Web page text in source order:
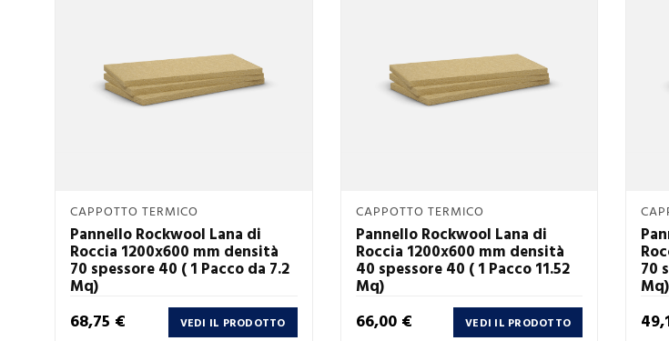
Anteprima
CAPPOTTO TERMICO
Pannello Rockwool Lana di
Roccia 1200x600 mm densità
70 spessore 40 ( 1 Pacco da 7.2
Mq)
Prezzo
68,75 € VEDI IL PRODOTTO
Anteprima
CAPPOTTO TERMICO
Pannello Rockwool Lana di
Roccia 1200x600 mm densità
40 spessore 40 ( 1 Pacco 11.52
Mq)
Prezzo
66,00 € VEDI IL PRODOTTO
70
Mq)